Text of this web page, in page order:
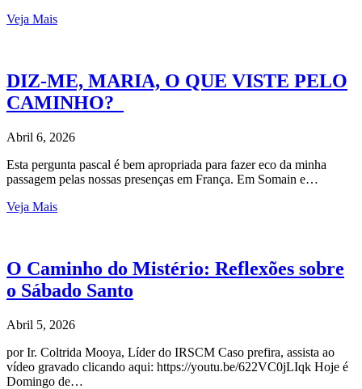
Veja Mais
DIZ-ME, MARIA, O QUE VISTE PELO
CAMINHO?
Abril 6, 2026
Esta pergunta pascal é bem apropriada para fazer eco da minha
passagem pelas nossas presenças em França. Em Somain e…
Veja Mais
O Caminho do Mistério: Reflexões sobre
o Sábado Santo
Abril 5, 2026
por Ir. Coltrida Mooya, Líder do IRSCM Caso prefira, assista ao
vídeo gravado clicando aqui: https://youtu.be/622VC0jLIqk Hoje é
Domingo de…